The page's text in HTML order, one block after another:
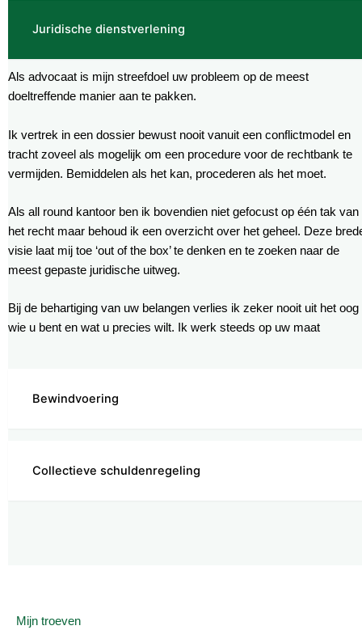
Juridische dienstverlening
Bewindvoering
Collectieve schuldenregeling
Als advocaat is mijn streefdoel uw probleem op de meest
doeltreffende manier aan te pakken.
Ik vertrek in een dossier bewust nooit vanuit een conflictmodel en
tracht zoveel als mogelijk om een procedure voor de rechtbank te
vermijden. Bemiddelen als het kan, procederen als het moet.
Als all round kantoor ben ik bovendien niet gefocust op één tak van
het recht maar behoud ik een overzicht over het geheel. Deze
visie laat mij toe ‘out of the box’ te denken en te zoeken naar de
meest gepaste juridische uitweg.
Bij de behartiging van uw belangen verlies ik zeker nooit uit het oog
wie u bent en wat u precies wilt. Ik werk steeds op uw maat
Mijn troeven